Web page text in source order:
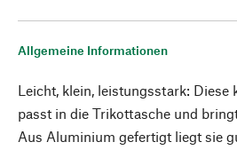
Allgemeine Informationen
Leicht, klein, leistungsstark: Diese
passt in die Trikottasche und
Aus Aluminium gefertigt liegt sie